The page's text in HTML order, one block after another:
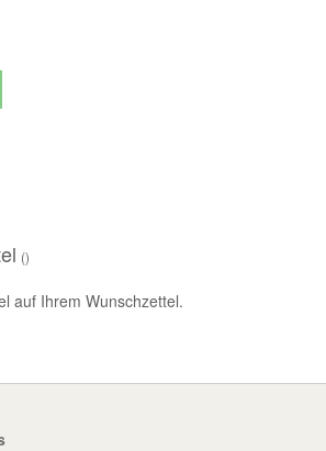
auf Ihrem Wunschzettel.